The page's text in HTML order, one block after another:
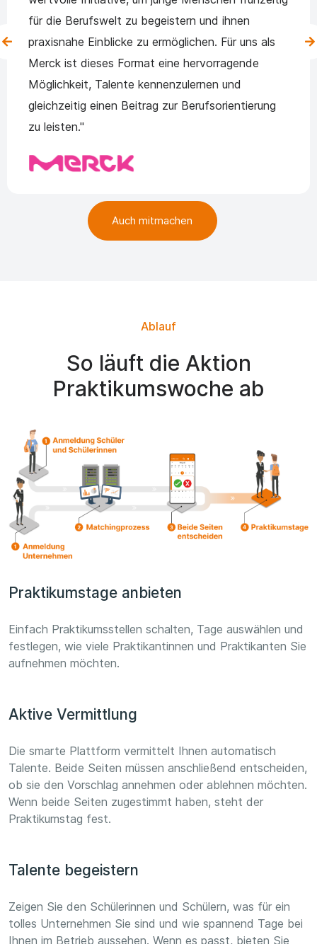
für die Berufswelt zu begeistern und ihnen
praxisnahe Einblicke zu ermöglichen. Für uns als
Merck ist dieses Format eine hervorragende
Möglichkeit, Talente kennenzulernen und
gleichzeitig einen Beitrag zur Berufsorientierung
zu leisten."
Auch mitmachen
Ablauf
So läuft die Aktion
Praktikumswoche ab
Praktikumstage anbieten
Einfach Praktikumsstellen schalten, Tage auswählen und
festlegen, wie viele Praktikantinnen und Praktikanten Sie
aufnehmen möchten.
Aktive Vermittlung
Die smarte Plattform vermittelt Ihnen automatisch
Talente. Beide Seiten müssen anschließend entscheiden,
ob sie den Vorschlag annehmen oder ablehnen möchten.
Wenn beide Seiten zugestimmt haben, steht der
Praktikumstag fest.
Talente begeistern
Zeigen Sie den Schülerinnen und Schülern, was für ein
tolles Unternehmen Sie sind und wie spannend Tage bei
Ihnen im Betrieb aussehen. Wenn es passt, bieten Sie